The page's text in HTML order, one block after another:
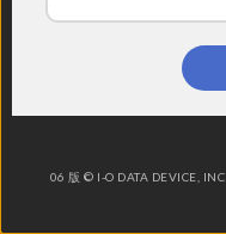
06 版 © I-O DATA DEVICE, INC